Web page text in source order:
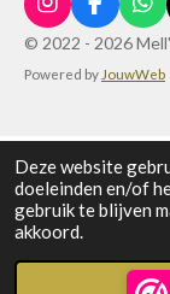
Deze website
doeleinden en/of
gebruik te blijven
akkoord.
I
n
s
t
r
a
m
F
a
c
e
o
k
W
h
a
t
p
p
© 2022 - 2026
Powered by JouwWeb
E-